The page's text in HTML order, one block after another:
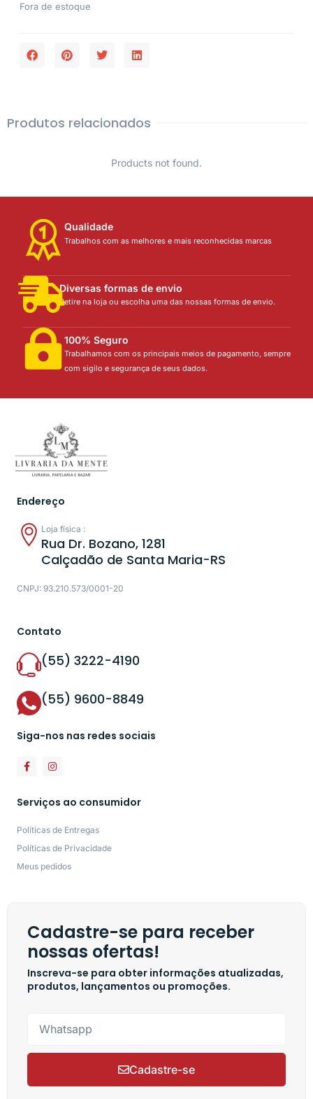
Fora de estoque
Produtos relacionados
Products not found.
Qualidade
Trabalhos com as melhores e mais reconhecidas marcas
Diversas formas de envio
Retire na loja ou escolha uma das nossas formas de envio.
100% Seguro
Trabalhamos com os principais meios de pagamento, sempre
com sigilo e segurança de seus dados.
Endereço
Loja física :
Rua Dr. Bozano, 1281
Calçadão de Santa Maria-RS
CNPJ: 93.210.573/0001-20
Contato
(55) 3222-4190
(55) 9600-8849
Siga-nos nas redes sociais
Serviços ao consumidor
Políticas de Entregas
Políticas de Privacidade
Meus pedidos
Cadastre-se para receber
nossas ofertas!
Inscreva-se para obter informações atualizadas,
produtos, lançamentos ou promoções.
Cadastre-se